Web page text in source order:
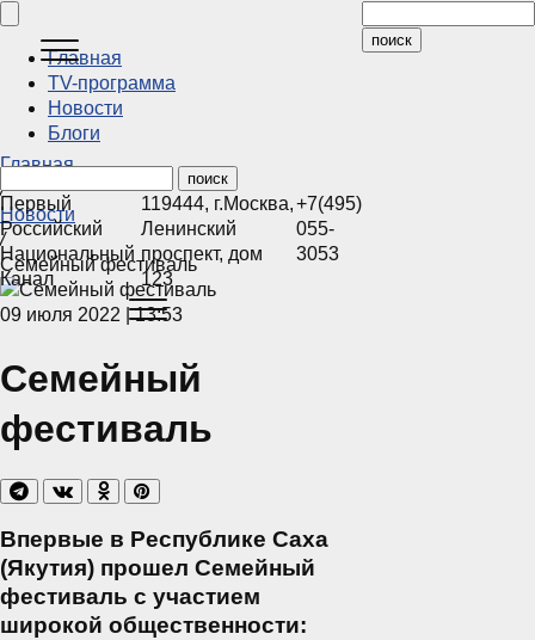
Главная
ТV-программа
Новости
Блоги
Первый
Российский
Национальный
Канал
119444, г.Москва,
Ленинский
проспект, дом
123
+7(495)
055-
3053
Главная
/
Новости
/
Семейный фестиваль
09 июля 2022 | 13:53
Семейный
фестиваль
Впервые в Республике Саха
(Якутия) прошел Семейный
фестиваль с участием
широкой общественности: